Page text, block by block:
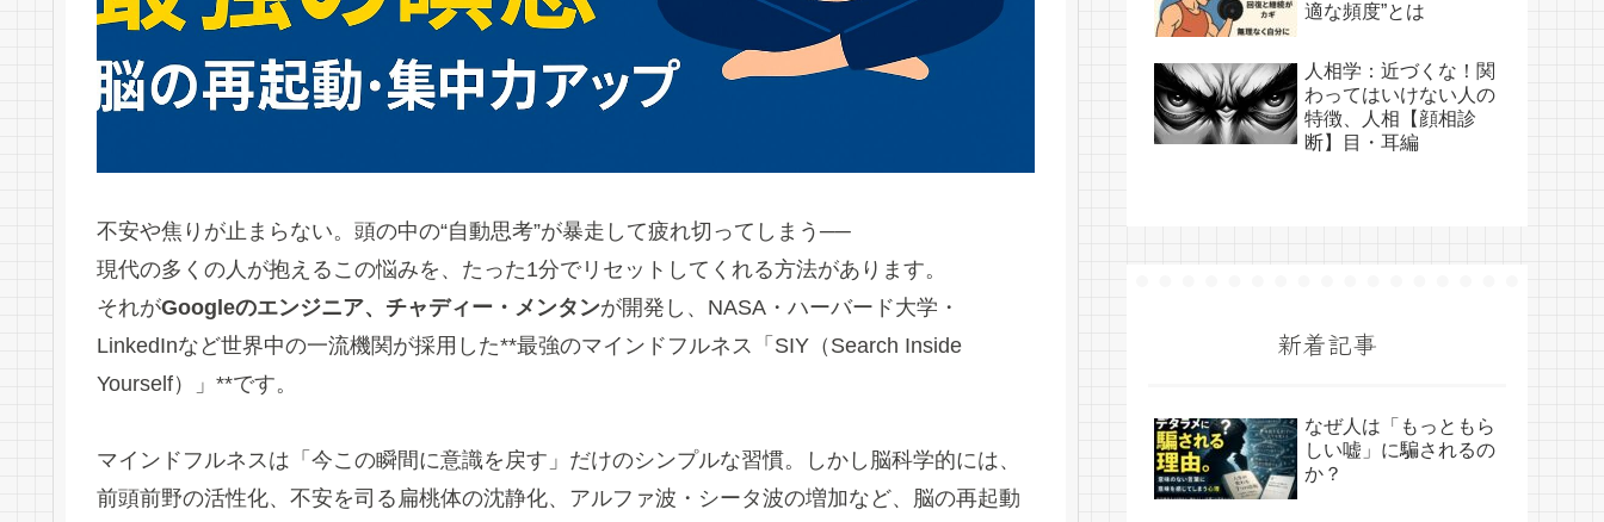
不安や焦りが止まらない。頭の中の“自動思考”が暴走して疲れ切ってしまう──
現代の多くの人が抱えるこの悩みを、たった1分でリセットしてくれる方法があります。
それがGoogleのエンジニア、チャディー・メンタンが開発し、NASA・ハーバード大学・
LinkedInなど世界中の一流機関が採用した**最強のマインドフルネス「SIY（Search Inside
Yourself）」**です。
マインドフルネスは「今この瞬間に意識を戻す」だけのシンプルな習慣。しかし脳科学的には、
前頭前野の活性化、不安を司る扁桃体の沈静化、アルファ波・シータ波の増加など、脳の再起動
適な頻度”とは
人相学：近づくな！関
わってはいけない人の
特徴、人相【顔相診
断】目・耳編
新着記事
なぜ人は「もっともら
しい嘘」に騙されるの
か？